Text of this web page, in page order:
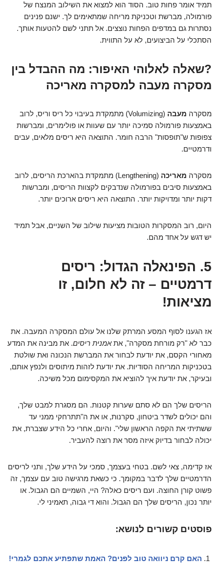
תמיד אומר פחות טוב. הסוד הוא למצוא את השילוב המנצח של
פורמולה, מברשת וטכניקת מריחה שמתאימים לך. ישנם פנינים
נסתרות גם במדפים הפחות נוצצים. אל תתני לשם להטעות אותך.
הסתכלי על הביצועים, לא על התווית.
?שאלה לאלוהי האיפור: מה ההבדל בין
מסקרה מעבה למסקרה מאריכה
מסקרה מעבה
(Volumizing) מתמקדת בעיבוי כל ריס וריס, לרוב
באמצעות פורמולה סמיכה יותר עם שעוות או פולימרים, ומברשות
צפופות ש"תופסות" הרבה חומר. התוצאה היא ריסים מלאים, עבים
ודרמטיים.
מסקרה מאריכה
(Lengthening) מתמקדת בהארכת הריסים, לרוב
באמצעות סיבים בפורמולה שנדבקים לקצוות הריסים, ומברשות
דקות יותר ומדויקות יותר. התוצאה היא ריסים ארוכים יותר.
היום, רוב המסקרות הטובות מציעות שילוב של השניים, אבל תמיד
יש דגש על אחד מהם.
5. הפינאלה הגדול: ריסים
דרמטיים – זה לא חלום, זו
מציאות!
אז הגענו לסוף המסע המרתק שלנו אל עולם המסקרה המעבה. את
כבר לא "רק מורחת מסקרה", אתאמנית ריסים. את מבינה את המדע
מאחורי הקסם, את יודעת לבחור את המברשת הנכונה ואת שולטת
בטכניקות המריחה הסודיות. את יודעת לזהות מיתוסים ולנפץ אותם,
ובעיקר, את יודעת איך להוציא את המקסימום מכל משיכה.
הריסים שלך הם לא סתם שערות קטנות. הם מסגרת למבט שלך,
והם יכולים לשדר ביטחון, סקרנות, או את ה"תתרחקי ממני עד
ששתיתי את הקפה הראשון שלי". והיום, אחרי כל הידע שצברת, את
יכולה לבחור בדיוק איזה מסר את רוצה להעביר.
אז קדימה, צאי לשם. בטחי בעצמך, סמכי על הידע שלך, ותני לריסים
הדרמטיים שלך לדבר במקומך. כי כשאת מרגישה טוב עם עצמך, זה
פשוט קורן החוצה. ועם ריסים כאלה? היי, השמיים הם הגבול. או
יותר נכון, הריסים שלך הם הגבול. והוא די גבוה, תאמיני לי.
פוסטים קשורים לנושא:
האם קרם ניוואה טוב לפנים? האמת שתפתיע אתכם לגמרי!